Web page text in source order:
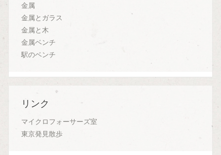
金属
金属とガラス
金属と木
金属ベンチ
駅のベンチ
リンク
マイクロフォーサーズ室
東京発見散歩